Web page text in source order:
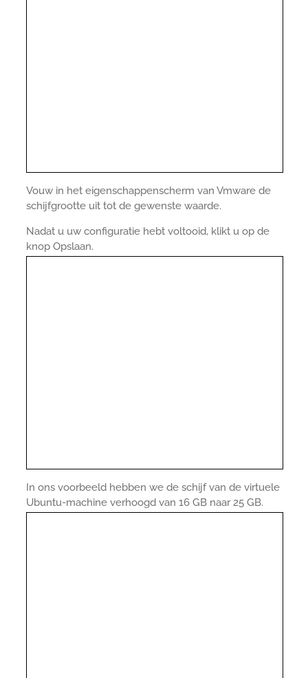
Vouw in het eigenschappenscherm van Vmware de
schijfgrootte uit tot de gewenste waarde.
Nadat u uw configuratie hebt voltooid, klikt u op de
knop Opslaan.
In ons voorbeeld hebben we de schijf van de virtuele
Ubuntu-machine verhoogd van 16 GB naar 25 GB.